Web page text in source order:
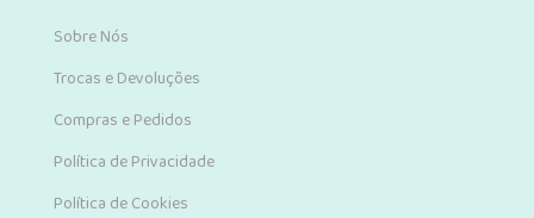
Sobre Nós
Trocas e Devoluções
Compras e Pedidos
Política de Privacidade
Política de Cookies